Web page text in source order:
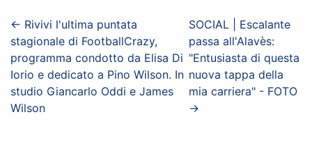
← Rivivi l'ultima puntata
stagionale di FootballCrazy,
programma condotto da Elisa Di
Iorio e dedicato a Pino Wilson. In
studio Giancarlo Oddi e James
Wilson
SOCIAL | Escalante
passa all'Alavès:
"Entusiasta di questa
nuova tappa della
mia carriera" - FOTO
→